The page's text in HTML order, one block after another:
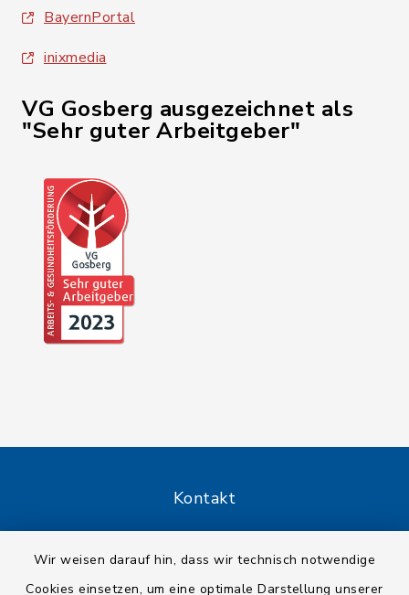
Wir weisen darauf hin, dass wir technisch notwendige
Cookies einsetzen, um eine optimale Darstellung unserer
BayernPortal
inixmedia
VG Gosberg ausgezeichnet als
"Sehr guter Arbeitgeber"
Kontakt